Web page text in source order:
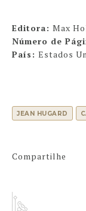
Editora: Max
Número de
País: Estados
JEAN HUGARD
Compartilhe